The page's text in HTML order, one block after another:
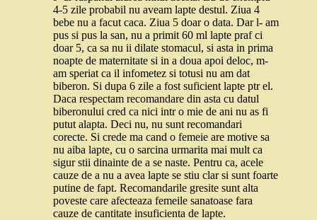
4-5 zile probabil nu aveam lapte destul. Ziua 4
bebe nu a facut caca. Ziua 5 doar o data. Dar l- am
pus si pus la san, nu a primit 60 ml lapte praf ci
doar 5, ca sa nu ii dilate stomacul, si asta in prima
noapte de maternitate si in a doua apoi deloc, m-
am speriat ca il infometez si totusi nu am dat
biberon. Si dupa 6 zile a fost suficient lapte ptr el.
Daca respectam recomandare din asta cu datul
biberonului cred ca nici intr o mie de ani nu as fi
putut alapta. Deci nu, nu sunt recomandari
corecte. Si crede ma cand o femeie are motive sa
nu aiba lapte, cu o sarcina urmarita mai mult ca
sigur stii dinainte de a se naste. Pentru ca, acele
cauze de a nu a avea lapte se stiu clar si sunt foarte
putine de fapt. Recomandarile gresite sunt alta
poveste care afecteaza femeile sanatoase fara
cauze de cantitate insuficienta de lapte.